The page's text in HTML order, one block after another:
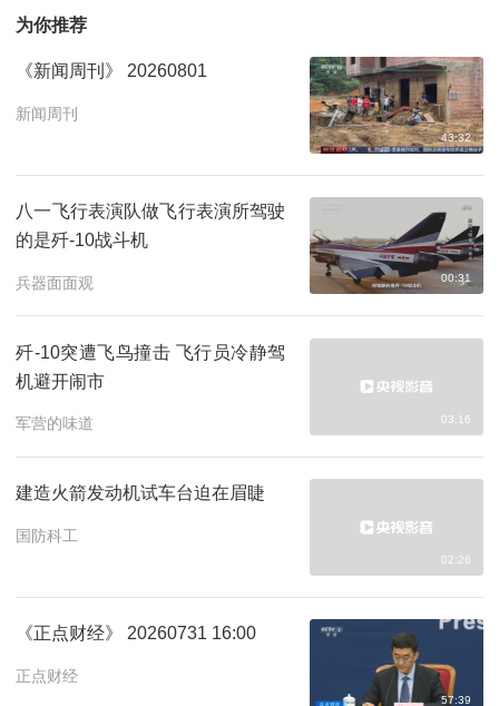
为你推荐
《新闻周刊》 20260801
新闻周刊
43:32
八一飞行表演队做飞行表演所驾驶
的是歼-10战斗机
兵器面面观 00:31
歼-10突遭飞鸟撞击 飞行员冷静驾
机避开闹市
军营的味道 03:16
建造火箭发动机试车台迫在眉睫
国防科工
02:26
《正点财经》 20260731 16:00
正点财经
57:39